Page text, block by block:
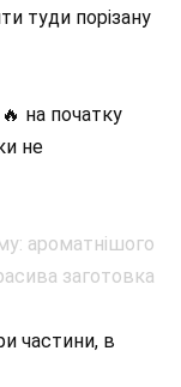
туди порізану
на початку
не
частини, в